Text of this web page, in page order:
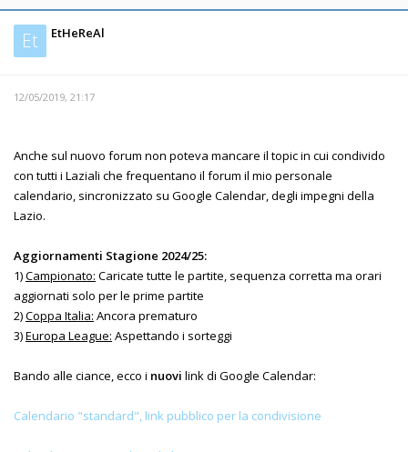
Et EtHeReAl
12/05/2019, 21:17
Anche sul nuovo forum non poteva mancare il topic in cui condivido
con tutti i Laziali che frequentano il forum il mio personale
calendario, sincronizzato su Google Calendar, degli impegni della
Lazio.
Aggiornamenti Stagione 2024/25:
1)Campionato: Caricate tutte le partite, sequenza corretta ma orari
aggiornati solo per le prime partite
2)Coppa Italia: Ancora prematuro
3)Europa League: Aspettando i sorteggi
Bando alle ciance, ecco i nuovi link di Google Calendar:
Calendario "standard", link pubblico per la condivisione